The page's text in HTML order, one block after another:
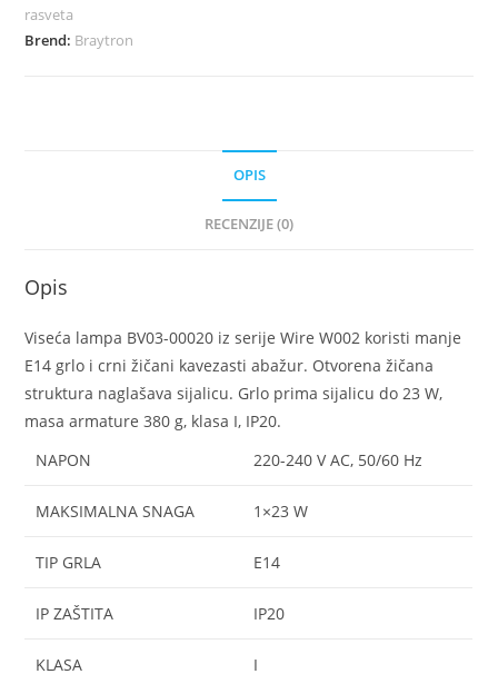
rasveta
Brend: Braytron
OPIS
RECENZIJE (0)
Opis
Viseća lampa BV03-00020 iz serije Wire W002 koristi manje
E14 grlo i crni žičani kavezasti abažur. Otvorena žičana
struktura naglašava sijalicu. Grlo prima sijalicu do 23 W,
masa armature 380 g, klasa I, IP20.
NAPON
220-240 V AC, 50/60 Hz
MAKSIMALNA SNAGA 1×23 W
TIP GRLA E14
IP ZAŠTITA IP20
KLASA I